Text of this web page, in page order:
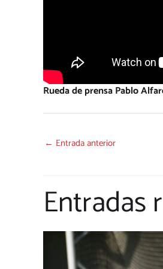
Rueda de prensa Pablo
← Entrada anterior
Entradas